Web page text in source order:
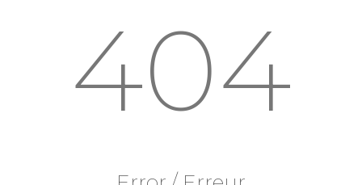
404